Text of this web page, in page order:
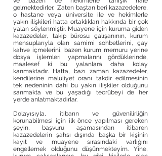
gelmektedirler. Zaten baştan beri kazazedelere,
o hastane veya üniversite ile ve hekimlerle
yakın ilişkileri hatta ortaklıkları hakkında bir çok
yalan söylenmiştir. Muayene için kuruma giden
kazazedeler, takip bürosu çalışanının, kurum
mensuplarıyla olan samimi sohbetlerini, çay
kahve içmelerini, bazen kurum memuru yerine
dosya işlemleri yapmalarını gördüklerinde,
maalesef ki bu yalanlara daha kolay
kanmaktadır. Hatta, bazı zaman kazazedeler,
kendilerine maluliyet oranı takdir edilmesinin
tek nedeninin dahi bu yakın ilişkiler olduğunu
sanmakta ve bu yaşadığı tecrübeyi de her
yerde anlatmaktadırlar.
Dolayısıyla, itibarın ve güvenilirliğin
korunabilmesi için ilk önce yapılması gereken
şeyin, başvuru aşamasından itibaren
kazazedelerin şahsı dışında başka bir kişinin
kayıt ve muayene sırasındaki varlığını
engellemek olduğunu düşünmekteyim. Yine,